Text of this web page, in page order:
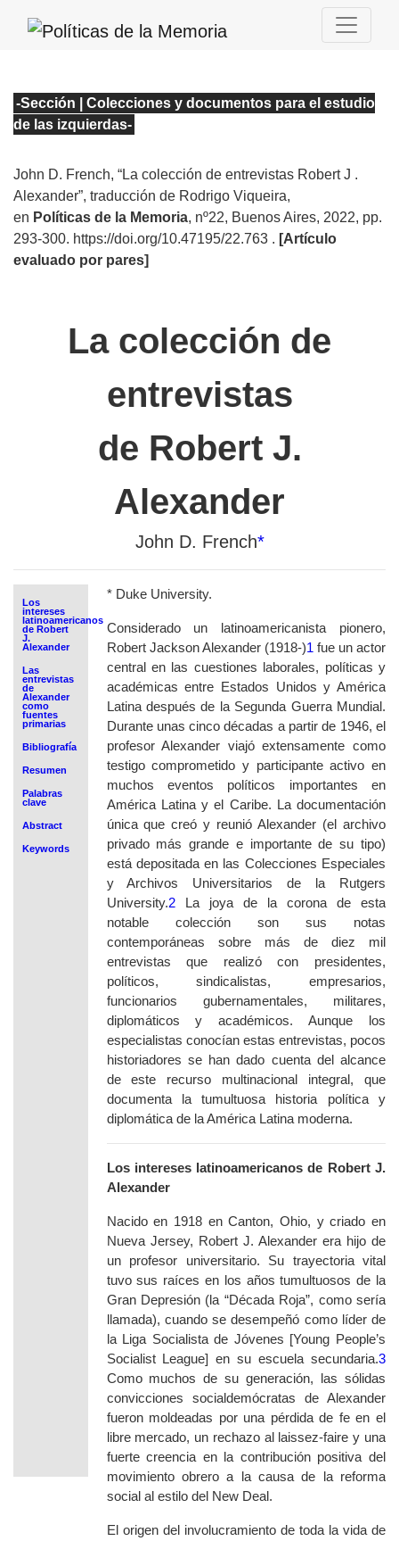
-Sección | Colecciones y documentos para el estudio
de las izquierdas-
John D. French, “La colección de entrevistas Robert J .
Alexander”, traducción de Rodrigo Viqueira,
en Políticas de la Memoria, nº22, Buenos Aires, 2022, pp.
293-300. https://doi.org/10.47195/22.763 . [Artículo
evaluado por pares]
La colección de
entrevistas
de Robert J.
Alexander
John D. French*
Los
intereses
latinoamericanos
de Robert
J.
Alexander
Las
entrevistas
de
Alexander
como
fuentes
primarias
Bibliografía
Resumen
Palabras
clave
Abstract
Keywords
* Duke University.
Considerado un latinoamericanista pionero,
Robert Jackson Alexander (1918-)1 fue un actor
central en las cuestiones laborales, políticas y
académicas entre Estados Unidos y América
Latina después de la Segunda Guerra Mundial.
Durante unas cinco décadas a partir de 1946, el
profesor Alexander viajó extensamente como
testigo comprometido y participante activo en
muchos eventos políticos importantes en
América Latina y el Caribe. La documentación
única que creó y reunió Alexander (el archivo
privado más grande e importante de su tipo)
está depositada en las Colecciones Especiales
y Archivos Universitarios de la Rutgers
University.2La joya de la corona de esta
notable colección son sus notas
contemporáneas sobre más de diez mil
entrevistas que realizó con presidentes,
políticos, sindicalistas, empresarios,
funcionarios gubernamentales, militares,
diplomáticos y académicos. Aunque los
especialistas conocían estas entrevistas, pocos
historiadores se han dado cuenta del alcance
de este recurso multinacional integral, que
documenta la tumultuosa historia política y
diplomática de la América Latina moderna.
Los intereses latinoamericanos de Robert J.
Alexander
Nacido en 1918 en Canton, Ohio, y criado en
Nueva Jersey, Robert J. Alexander era hijo de
un profesor universitario. Su trayectoria vital
tuvo sus raíces en los años tumultuosos de la
Gran Depresión (la “Década Roja”, como sería
llamada), cuando se desempeñó como líder de
la Liga Socialista de Jóvenes [Young People’s
Socialist League] en su escuela secundaria.3
Como muchos de su generación, las sólidas
convicciones socialdemócratas de Alexander
fueron moldeadas por una pérdida de fe en el
libre mercado, un rechazo al laissez-faire y una
fuerte creencia en la contribución positiva del
movimiento obrero a la causa de la reforma
social al estilo del New Deal.
El origen del involucramiento de toda la vida de